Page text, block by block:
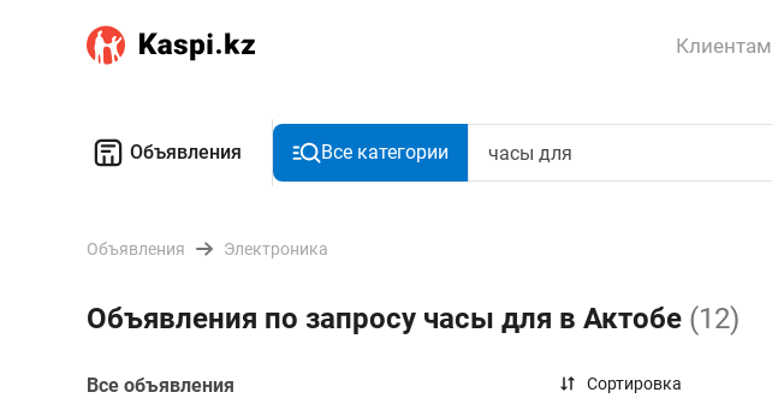
Клиентам
Объявления Все категории
Объявления Электроника
Объявления по запросу часы для в Актобе (12)
Все объявления
Сортировка